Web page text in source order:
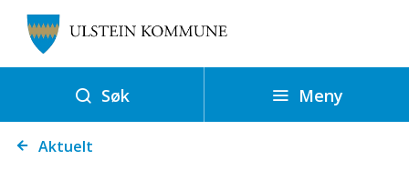
s
e
Søk Meny
Du Aktuelt